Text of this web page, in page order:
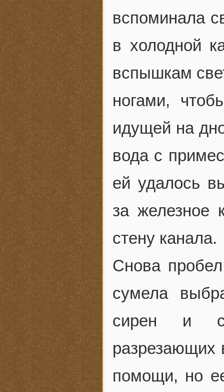
вспоминала
в холодной
вспышкам
ногами,
идущей на
вода с
ей удалось
за железное
стену канала.
Снова
сумела
сирен и
разрезающих
помощи, но